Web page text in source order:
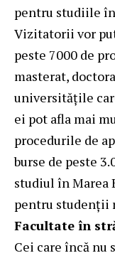
pentru studiile
Vizitatorii vor
peste 7000 de
masterat,
universitățile
ei pot afla mai
procedurile de
burse de peste
studiul în Marea
pentru studenții
Facultate în
Cei care încă nu